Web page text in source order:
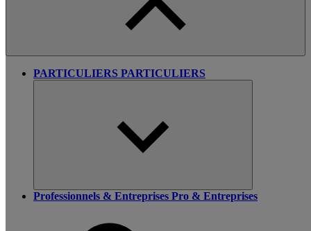
PARTICULIERS PARTICULIERS
Professionnels & Entreprises Pro & Entreprises